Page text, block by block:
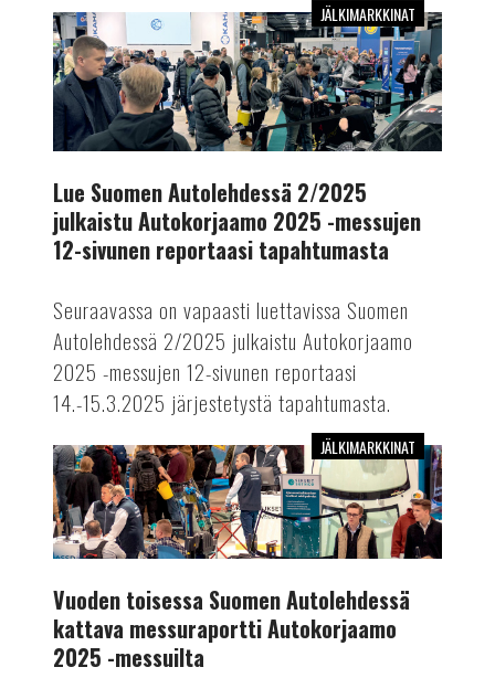
Lue
Suomen
Autolehdessä
2/2025
julkaistu
Autokorjaamo
2025
-
messujen
12-
reportaasi
tapahtumasta
JÄLKIMARKKINAT
Lue Suomen Autolehdessä 2/2025
julkaistu Autokorjaamo 2025 -messujen
12-sivunen reportaasi tapahtumasta
Seuraavassa on vapaasti luettavissa Suomen
Autolehdessä 2/2025 julkaistu Autokorjaamo
2025 -messujen 12-sivunen reportaasi
14.-15.3.2025 järjestetystä tapahtumasta.
Vuoden
toisessa
Suomen
Autolehdessä
kattava
messuraportti
Autokorjaamo
2025
-
JÄLKIMARKKINAT
Vuoden toisessa Suomen Autolehdessä
kattava messuraportti Autokorjaamo
2025 -messuilta